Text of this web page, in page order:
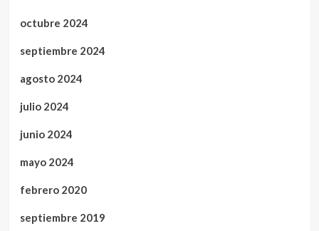
octubre 2024
septiembre 2024
agosto 2024
julio 2024
junio 2024
mayo 2024
febrero 2020
septiembre 2019